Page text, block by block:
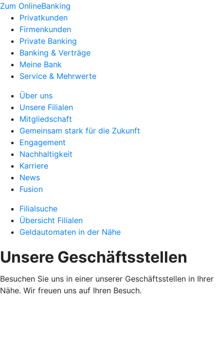
Zum OnlineBanking
Privatkunden
Firmenkunden
Private Banking
Banking & Verträge
Meine Bank
Service & Mehrwerte
Über uns
Unsere Filialen
Mitgliedschaft
Gemeinsam stark für die Zukunft
Engagement
Nachhaltigkeit
Karriere
News
Fusion
Filialsuche
Übersicht Filialen
Geldautomaten in der Nähe
Unsere Geschäftsstellen
Besuchen Sie uns in einer unserer Geschäftsstellen in Ihrer
Nähe. Wir freuen uns auf Ihren Besuch.